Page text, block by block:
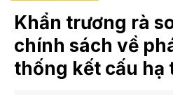
Khẩn trương rà
chính sách về
thống kết cấu hạ